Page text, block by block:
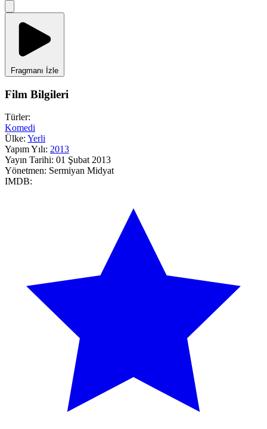
Fragmanı İzle
Film Bilgileri
Türler:
Komedi
Ülke: Yerli
Yapım Yılı: 2013
Yayın Tarihi: 01 Şubat 2013
Yönetmen: Sermiyan Midyat
IMDB: